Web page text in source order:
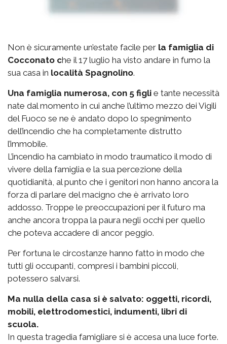
Non è sicuramente un’estate facile per la famiglia di
Cocconato che il 17 luglio ha visto andare in fumo la
sua casa in località Spagnolino.
Una famiglia numerosa, con 5 figli e tante necessità
nate dal momento in cui anche l’ultimo mezzo dei Vigili
del Fuoco se ne è andato dopo lo spegnimento
dell’incendio che ha completamente distrutto
l’immobile.
L’incendio ha cambiato in modo traumatico il modo di
vivere della famiglia e la sua percezione della
quotidianità, al punto che i genitori non hanno ancora la
forza di parlare del macigno che è arrivato loro
addosso. Troppe le preoccupazioni per il futuro ma
anche ancora troppa la paura negli occhi per quello
che poteva accadere di ancor peggio.
Per fortuna le circostanze hanno fatto in modo che
tutti gli occupanti, compresi i bambini piccoli,
potessero salvarsi.
Ma nulla della casa si è salvato: oggetti, ricordi,
mobili, elettrodomestici, indumenti, libri di
scuola.
In questa tragedia famigliare si è accesa una luce forte.